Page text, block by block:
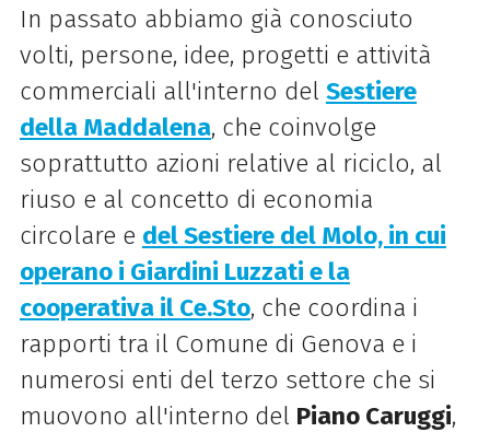
In passato abbiamo già conosciuto
volti, persone, idee, progetti e attività
commerciali all'interno del Sestiere
della Maddalena, che coinvolge
soprattutto azioni relative al riciclo, al
riuso e al concetto di economia
circolare e del Sestiere del Molo, in cui
operano i Giardini Luzzati e la
cooperativa il Ce.Sto, che coordina i
rapporti tra il Comune di Genova e i
numerosi enti del terzo settore che si
muovono all'interno del Piano Caruggi,